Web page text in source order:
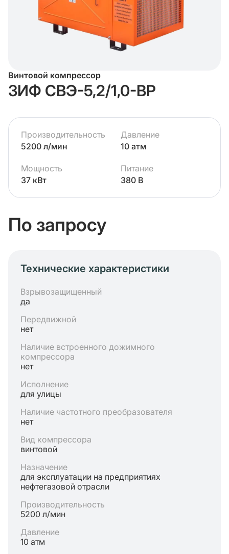
Винтовой компрессор
ЗИФ СВЭ-5,2/1,0-ВР
Производительность
5200 л/мин
Давление
10 атм
Мощность
37 кВт
Питание
380 В
По запросу
Технические характеристики
Взрывозащищенный
да
Передвижной
нет
Наличие встроенного дожимного
компрессора
нет
Исполнение
для улицы
Наличие частотного преобразователя
нет
Вид компрессора
винтовой
Назначение
для эксплуатации на предприятиях
нефтегазовой отрасли
Производительность
5200 л/мин
Давление
10 атм